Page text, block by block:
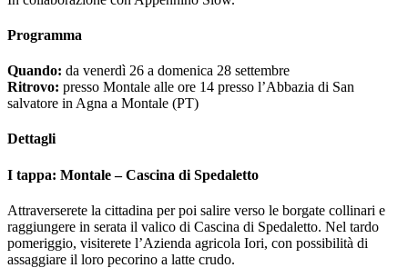
Programma
Quando: da venerdì 26 a domenica 28 settembre
Ritrovo: presso Montale alle ore 14 presso l’Abbazia di San
salvatore in Agna a Montale (PT)
Dettagli
I tappa: Montale – Cascina di Spedaletto
Attraverserete la cittadina per poi salire verso le borgate collinari e
raggiungere in serata il valico di Cascina di Spedaletto. Nel tardo
pomeriggio, visiterete l’Azienda agricola Iori, con possibilità di
assaggiare il loro pecorino a latte crudo.